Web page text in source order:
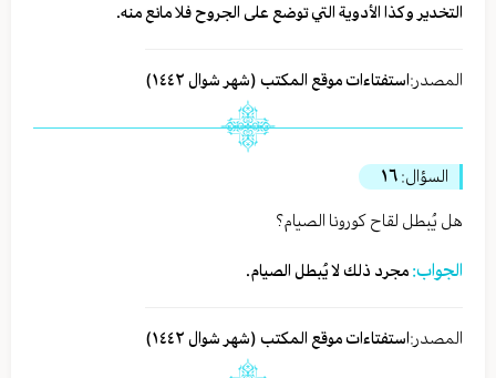
التخدير وكذا الأدوية التي توضع على الجروح فلا مانع منه.
المصدر:استفتاءات موقع المكتب (شهر شوال ١٤٤٢)
السؤال: ١٦
هل يُبطل لقاح كورونا الصيام؟
الجواب: مجرد ذلك لا يُبطل الصيام.
المصدر:استفتاءات موقع المكتب (شهر شوال ١٤٤٢)